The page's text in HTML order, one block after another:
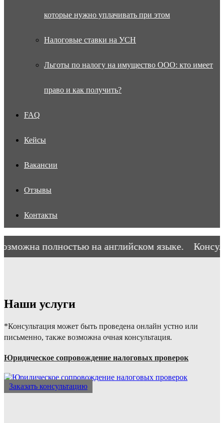
которые нужно уплачивать при этом
Налоговые ставки на УСН
Льготы по налогу на имущество ООО: кто имеет
право и как получить?
FAQ
Кейсы
Вакансии
Отзывы
Контакты
полностью на английском языке.
Наши услуги
*Консультация может быть проведена онлайн устно или
письменно, также возможна очная консультация.
Юридическое сопровождение налоговых проверок
Заказать консультацию